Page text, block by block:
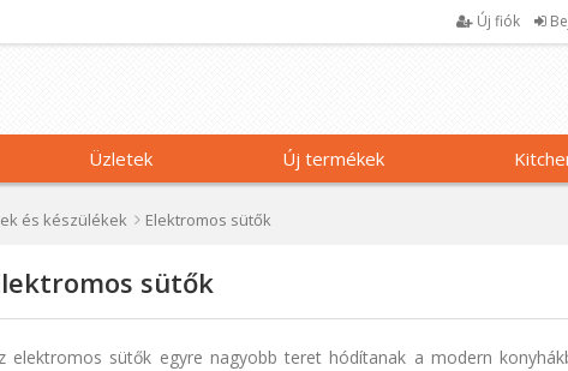
Új fiók
Üzletek Új termékek
és készülékek Elektromos sütők
sütők
elektromos sütők egyre nagyobb teret hódítanak a modern